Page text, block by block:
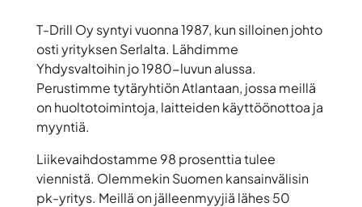
T-Drill Oy syntyi vuonna 1987, kun silloinen johto
osti yrityksen Serlalta. Lähdimme
Yhdysvaltoihin jo 1980-luvun alussa.
Perustimme tytäryhtiön Atlantaan, jossa meillä
on huoltotoimintoja, laitteiden käyttöönottoa ja
myyntiä.
Liikevaihdostamme 98 prosenttia tulee
viennistä. Olemmekin Suomen kansainvälisin
pk-yritys. Meillä on jälleenmyyjiä lähes 50